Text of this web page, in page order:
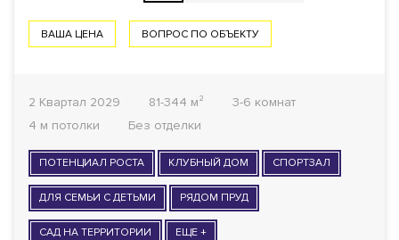
ВАША ЦЕНА ВОПРОС ПО ОБЪЕКТУ
2 Квартал 2029 81-344 м²
3-6 комнат
4 м потолки
Без отделки
ПОТЕНЦИАЛ РОСТА КЛУБНЫЙ ДОМ СПОРТЗАЛ
ДЛЯ СЕМЬИ С ДЕТЬМИ РЯДОМ ПРУД
САД НА ТЕРРИТОРИИ ЕЩЕ +